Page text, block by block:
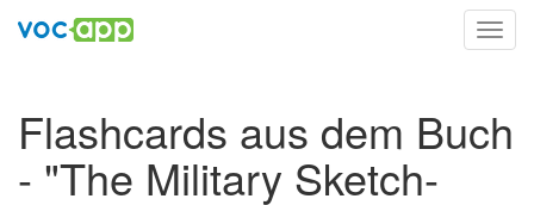
Flashcards aus dem Buch
- "The Military Sketch-